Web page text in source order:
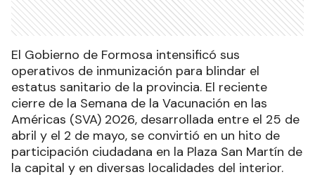
El Gobierno de Formosa intensificó sus
operativos de inmunización para blindar el
estatus sanitario de la provincia. El reciente
cierre de la Semana de la Vacunación en las
Américas (SVA) 2026, desarrollada entre el 25 de
abril y el 2 de mayo, se convirtió en un hito de
participación ciudadana en la Plaza San Martín de
la capital y en diversas localidades del interior.